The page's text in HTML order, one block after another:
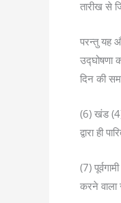
तारीख से
परन्तु यह
उद्घोषणा
दिन की
(6) खंड
द्वारा ही
(7)
करने वाला